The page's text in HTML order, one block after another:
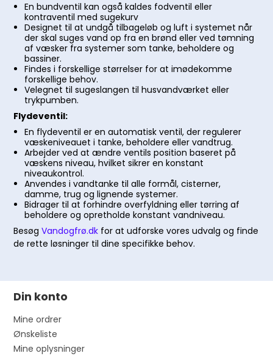
En bundventil kan også kaldes fodventil eller
kontraventil med sugekurv
Designet til at undgå tilbageløb og luft i systemet når
der skal suges vand op fra en brønd eller ved tømning
af væsker fra systemer som tanke, beholdere og
bassiner.
Findes i forskellige størrelser for at imødekomme
forskellige behov.
Velegnet til sugeslangen til husvandværket eller
trykpumben.
Flydeventil:
En flydeventil er en automatisk ventil, der regulerer
væskeniveauet i tanke, beholdere eller vandtrug.
Arbejder ved at ændre ventils position baseret på
væskens niveau, hvilket sikrer en konstant
niveaukontrol.
Anvendes i vandtanke til alle formål, cisterner,
damme, trug og lignende systemer.
Bidrager til at forhindre overfyldning eller tørring af
beholdere og opretholde konstant vandniveau.
BesøgVandogfrø.dk for at udforske vores udvalg og finde
de rette løsninger til dine specifikke behov.
Din konto
Mine ordrer
Ønskeliste
Mine oplysninger